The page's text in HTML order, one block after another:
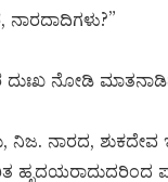
ನಾರದಾದಿಗಳು?”
ದುಃಖ ನೋಡಿ
ನಿಜ. ನಾರದ,
ಹೃದಯರಾದುದರಿಂದ